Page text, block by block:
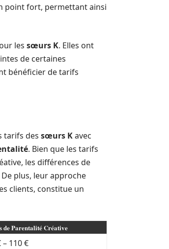
point fort, permettant ainsi
les sœurs K. Elles ont
de certaines
bénéficier de tarifs
tarifs des sœurs Kavec
. Bien que les tarifs
les différences de
plus, leur approche
clients, constitue un
de Parentalité Créative
– 110 €